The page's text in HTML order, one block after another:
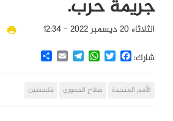
جريمة حرب.
الثلاثاء 20 ديسمبر 2022 - 12:34
شارك:
Facebook
Twitter
WhatsApp
Telegram
Email
Share
الأمم المتحدة صلاح الحموري فلسطين